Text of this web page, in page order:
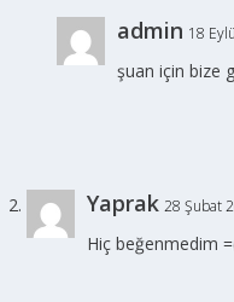
admin 18
şuan için bize
Yaprak 28 Şubat
Hiç beğenmedim